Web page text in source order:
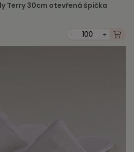
Terry 30cm otevřená špička
- +